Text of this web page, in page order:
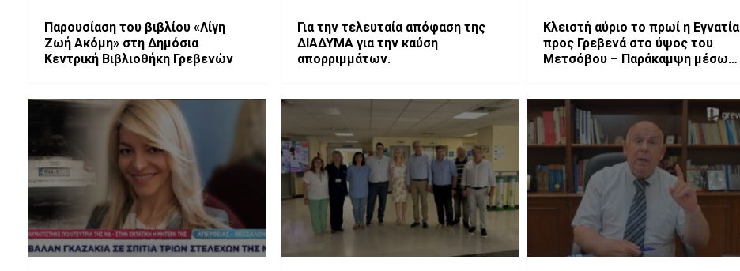
Παρουσίαση του βιβλίου «Λίγη
Ζωή Ακόμη» στη Δημόσια
Κεντρική Βιβλιοθήκη Γρεβενών
Για την τελευταία απόφαση της
ΔΙΑΔΥΜΑ για την καύση
απορριμμάτων.
Κλειστή αύριο το πρωί η Εγνατία
προς Γρεβενά στο ύψος του
Μετσόβου – Παράκαμψη μέσω